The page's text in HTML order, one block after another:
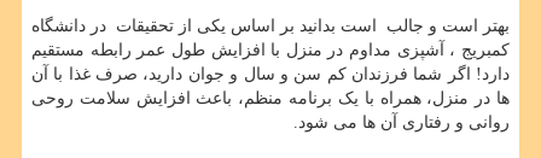
بهتر است و جالب است بدانید بر اساس یکی از تحقیقات در دانشگاه
کمبریج ، آشپزی مداوم در منزل با افزایش طول عمر رابطه مستقیم
دارد! اگر شما فرزندان کم سن و سال و جوان دارید، صرف غذا با آن
ها در منزل، همراه با یک برنامه منظم، باعث افزایش سلامت روحی
روانی و رفتاری آن ها می شود.